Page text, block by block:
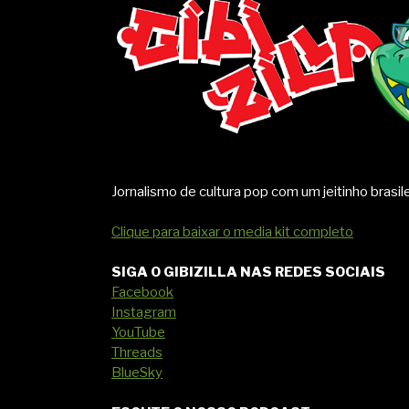
Jornalismo de cultura pop com um jeitinho
Clique para baixar o media kit completo
SIGA O GIBIZILLA NAS REDES SOCIAIS
Facebook
Instagram
YouTube
Threads
BlueSky